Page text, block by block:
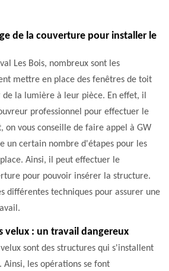
de la couverture pour installer le
Les Bois, nombreux sont les
mettre en place des fenêtres de toit
la lumière à leur pièce. En effet, il
professionnel pour effectuer le
on vous conseille de faire appel à GW
un certain nombre d'étapes pour les
Ainsi, il peut effectuer le
pour pouvoir insérer la structure.
différentes techniques pour assurer une
velux : un travail dangereux
sont des structures qui s'installent
les opérations se font